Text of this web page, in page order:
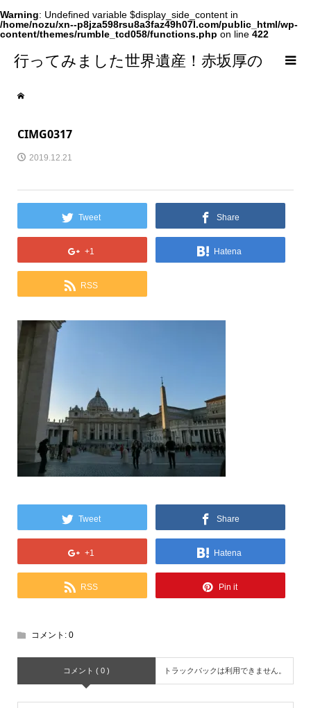
Warning: Undefined variable $display_side_content in
/home/nozu/xn--p8jza598rsu8a3faz49h07l.com/public_html/wp-
content/themes/rumble_tcd058/functions.php on line 422
行ってみました世界遺産！赤坂厚の
world Heritage
CIMG0317
2019.12.21
Tweet Share
+1 Hatena
RSS
Tweet Share
+1 Hatena
RSS Pin it
コメント: 0
コメント ( 0 ) トラックバックは利用できません。